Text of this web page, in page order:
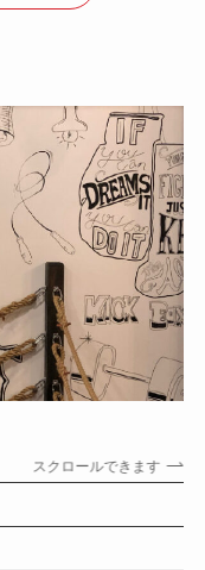
スクロールできます